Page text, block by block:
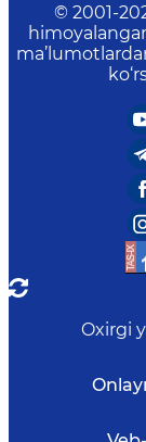
© 2001-
Oxirgi